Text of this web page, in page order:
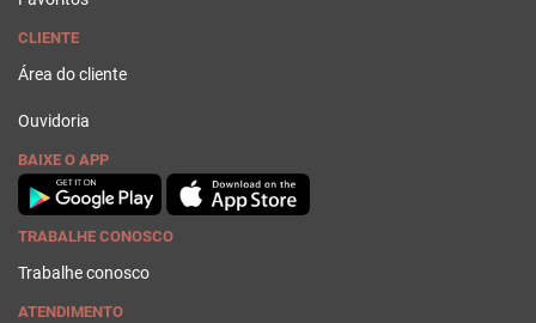
CLIENTE
Área do cliente
Ouvidoria
BAIXE O APP
TRABALHE CONOSCO
Trabalhe conosco
ATENDIMENTO